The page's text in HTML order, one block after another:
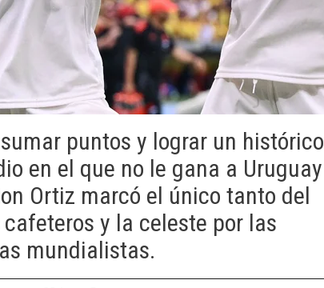
puntos y lograr un histórico
en el que no le gana a Uruguay
Ortiz marcó el único tanto del
y la celeste por las
mundialistas.